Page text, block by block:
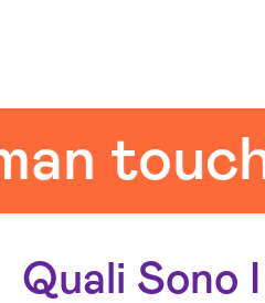
Quali Sono